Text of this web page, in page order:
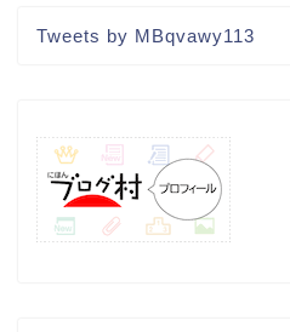
Tweets by MBqvawy113